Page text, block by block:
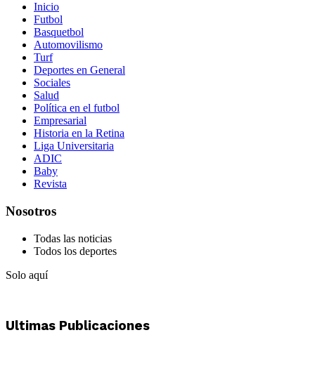
Inicio
Futbol
Basquetbol
Automovilismo
Turf
Deportes en General
Sociales
Salud
Política en el futbol
Empresarial
Historia en la Retina
Liga Universitaria
ADIC
Baby
Revista
Nosotros
Todas las noticias
Todos los deportes
Solo aquí
Ultimas Publicaciones